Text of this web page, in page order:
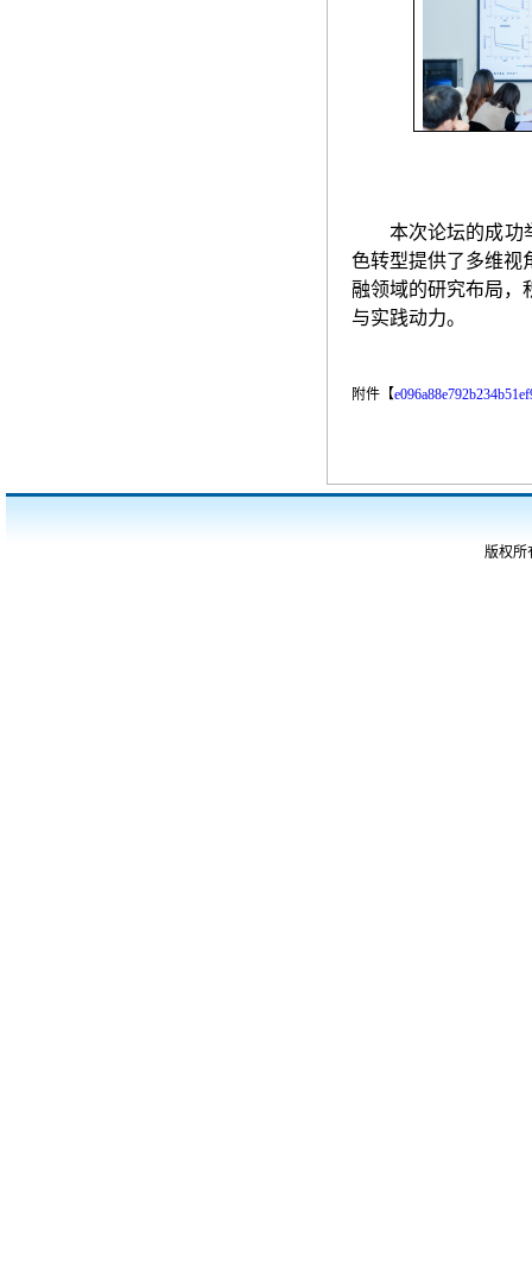
本次论坛的成功
色转型提供了多维视
融领域的研究布局，
与实践动力。
附件【
版权所